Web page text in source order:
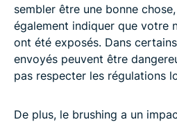
sembler être une bonne
également indiquer que votre
ont été exposés. Dans
envoyés peuvent être
pas respecter les régulations
De plus, le brushing a un